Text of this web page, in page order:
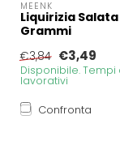
MEENK
Liquirizia
Grammi
€3,84 €3,49
Disponibile.
lavorativi
Confronta